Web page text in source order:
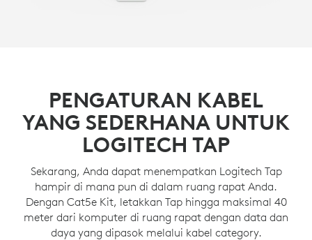
PENGATURAN KABEL
YANG SEDERHANA UNTUK
LOGITECH TAP
Sekarang, Anda dapat menempatkan Logitech Tap
hampir di mana pun di dalam ruang rapat Anda.
Dengan Cat5e Kit, letakkan Tap hingga maksimal 40
meter dari komputer di ruang rapat dengan data dan
daya yang dipasok melalui kabel category.